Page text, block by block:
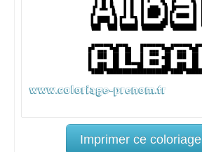
Imprimer ce coloriage